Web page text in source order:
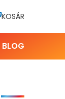
KOSÁR
BLOG